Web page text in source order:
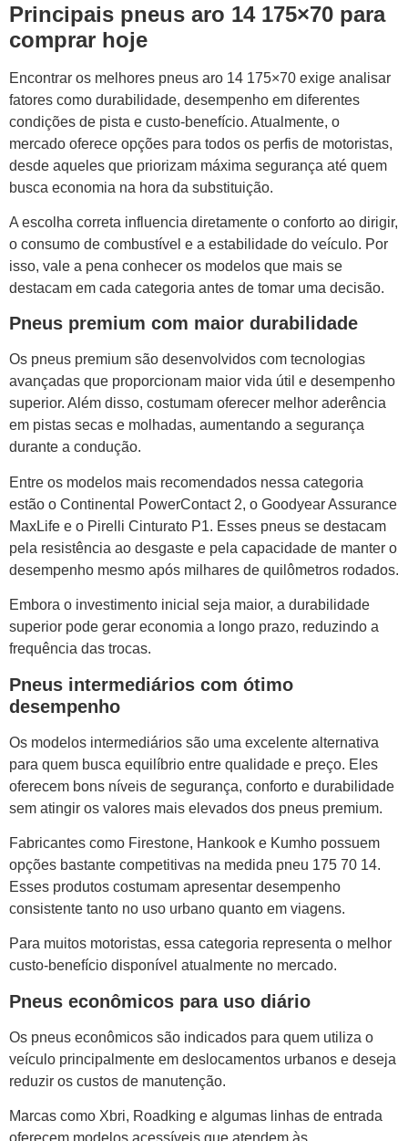
Principais pneus aro 14 175×70 para
comprar hoje
Encontrar os melhores pneus aro 14 175×70 exige analisar
fatores como durabilidade, desempenho em diferentes
condições de pista e custo-benefício. Atualmente, o
mercado oferece opções para todos os perfis de motoristas,
desde aqueles que priorizam máxima segurança até quem
busca economia na hora da substituição.
A escolha correta influencia diretamente o conforto ao dirigir,
o consumo de combustível e a estabilidade do veículo. Por
isso, vale a pena conhecer os modelos que mais se
destacam em cada categoria antes de tomar uma decisão.
Pneus premium com maior durabilidade
Os pneus premium são desenvolvidos com tecnologias
avançadas que proporcionam maior vida útil e desempenho
superior. Além disso, costumam oferecer melhor aderência
em pistas secas e molhadas, aumentando a segurança
durante a condução.
Entre os modelos mais recomendados nessa categoria
estão o Continental PowerContact 2, o Goodyear Assurance
MaxLife e o Pirelli Cinturato P1. Esses pneus se destacam
pela resistência ao desgaste e pela capacidade de manter o
desempenho mesmo após milhares de quilômetros rodados.
Embora o investimento inicial seja maior, a durabilidade
superior pode gerar economia a longo prazo, reduzindo a
frequência das trocas.
Pneus intermediários com ótimo
desempenho
Os modelos intermediários são uma excelente alternativa
para quem busca equilíbrio entre qualidade e preço. Eles
oferecem bons níveis de segurança, conforto e durabilidade
sem atingir os valores mais elevados dos pneus premium.
Fabricantes como Firestone, Hankook e Kumho possuem
opções bastante competitivas na medida pneu 175 70 14.
Esses produtos costumam apresentar desempenho
consistente tanto no uso urbano quanto em viagens.
Para muitos motoristas, essa categoria representa o melhor
custo-benefício disponível atualmente no mercado.
Pneus econômicos para uso diário
Os pneus econômicos são indicados para quem utiliza o
veículo principalmente em deslocamentos urbanos e deseja
reduzir os custos de manutenção.
Marcas como Xbri, Roadking e algumas linhas de entrada
oferecem modelos acessíveis que atendem às